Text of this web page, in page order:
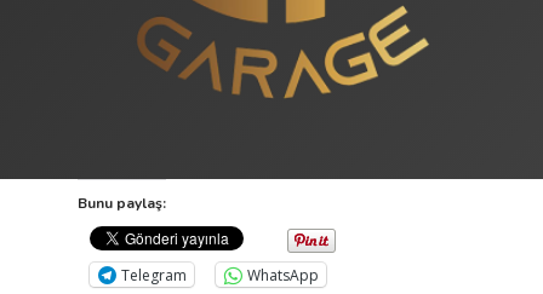
Bunu paylaş:
Telegram
WhatsApp